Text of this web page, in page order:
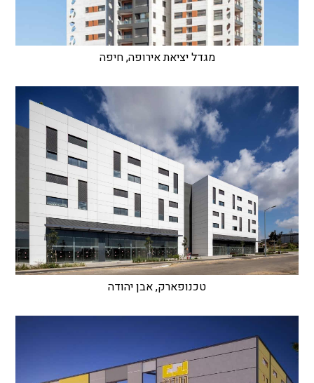
מגדל יציאת אירופה, חיפה
טכנופארק, אבן יהודה